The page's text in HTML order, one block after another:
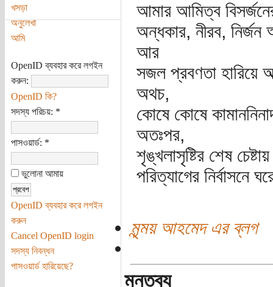
খসড়া
অনুলেখা
আমি
OpenID ব্যবহার করে লগইন
করুন:
OpenID কি?
সদস্য পরিচয়: *
পাসওয়ার্ড: *
ভুলোনা আমায়
OpenID ব্যবহার করে লগইন
করুন
Cancel OpenID login
সদস্য নিবন্ধন
পাসওয়ার্ড হারিয়েছে?
আমার আমিত্ব
অন্ধকার, নীরব, নির্জন
আর
সজল প্রবণতা হারিয়ে
অথচ,
কোষে কোষে
অতঃপর,
শৃঙ্খলাসৃষ্টির শেষ
পরিত্যাগের নির্বাসনে
মৃন্ময় আহমেদ এর ব্লগ
মন্তব্য